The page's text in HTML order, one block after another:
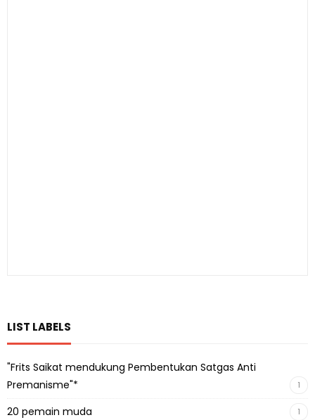
LIST LABELS
"Frits Saikat mendukung Pembentukan Satgas Anti
Premanisme"*
1
20 pemain muda 1